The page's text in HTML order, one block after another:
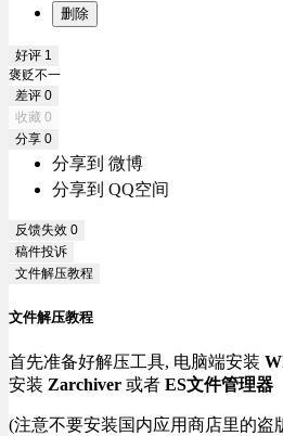
删除
好评 1
褒贬不一
差评 0
收藏 0
分享 0
分享到 微博
分享到 QQ空间
反馈失效 0
稿件投诉
文件解压教程
文件解压教程
首先准备好解压工具, 电脑端安装
安装 Zarchiver 或者 ES文件管理器
(注意不要安装国内应用商店里的盗